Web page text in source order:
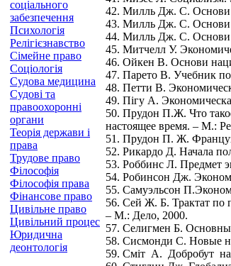
соціального
забезпечення
Психологія
Релігієзнавство
Сімейне право
Соціологія
Судова медицина
Судові та
правоохоронні
органи
Теорія держави і
права
Трудове право
Філософія
Філософія права
Фінансове право
Цивільне право
Цивільний процес
Юридична
деонтологія
42. Милль Дж. С. Основи
43. Милль Дж. С. Основи
44. Милль Дж. С. Основи
45. Митчелл У.
46. Ойкен В. Основи
47. Парето В. Учебник
48. Петти В.
49. Пігу А.
50. Прудон П.Ж. Что
настоящее время. – М.:
51. Прудон П. Ж.
52. Рикардо Д. Начала
53. Роббинс Л. Предмет
54. Робинсон Дж.
55. Самуэльсон
56. Сей Ж. Б. Трактат
– М.: Дело, 2000.
57. Селигмен Б.
58. Cисмонди С. Новые
59. Сміт А. Добробут